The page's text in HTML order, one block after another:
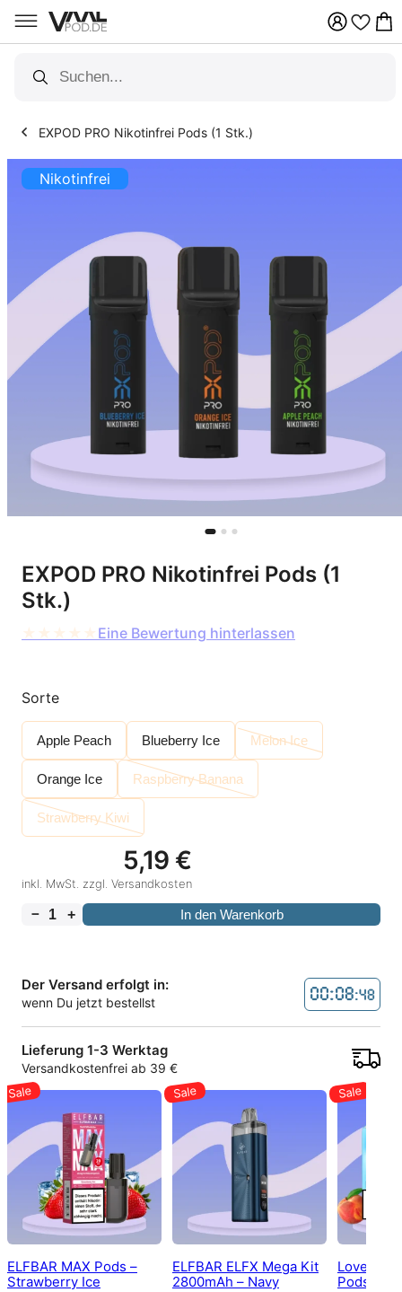
Zum
EXPOD PRO Nikotinfrei Pods (1 Stk.)
EXPOD PRO Nikotinfrei Pods (1
Stk.)
★ ★ ★ ★ ★ Eine Bewertung hinterlassen
Sorte
Apple Peach Blueberry Ice Melon Ice
Orange Ice Raspberry Banana
Strawberry Kiwi
ELFBAR MAX Pods –
Strawberry Ice
ELFBAR ELFX Mega Kit
2800mAh – Navy
Pods –
5,19 €
inkl. MwSt. zzgl. Versandkosten
－ + In den Warenkorb
Der Versand erfolgt in:
wenn Du jetzt bestellst 00:08:48
Lieferung 1-3 Werktag
Versandkostenfrei ab 39 €